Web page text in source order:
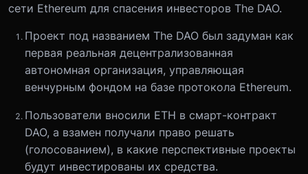
сети Ethereum для спасения инвесторов The DAO.
Проект под названием The DAO был задуман как
первая реальная децентрализованная
автономная организация, управляющая
венчурным фондом на базе протокола Ethereum.
Пользователи вносили ETH в смарт-контракт
DAO, а взамен получали право решать
(голосованием), в какие перспективные проекты
будут инвестированы их средства.